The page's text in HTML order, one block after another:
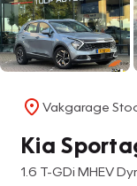
Vakgarage
Kia
1.6 T-GDi MHEV